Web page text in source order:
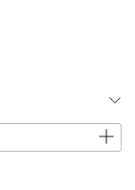
ALTERAR CEP